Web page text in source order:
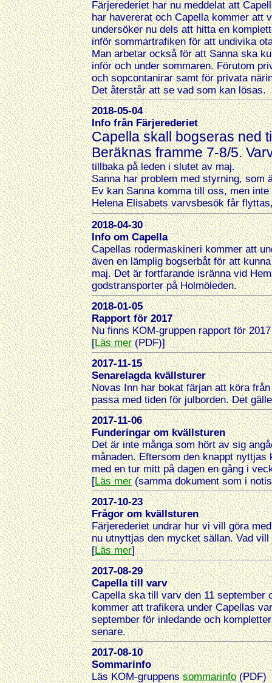
Färjerederiet har nu meddelat att
har havererat och Capella kommer att
undersöker nu dels att hitta en
inför sommartrafiken för att undivika
Man arbetar också för att Sanna ska
inför och under sommaren. Förutom
och sopcontanirar samt för privata
Det återstår att se vad som kan lösas.
2018-05-04
Info från Färjerederiet
Capella skall bogseras ned
Beräknas framme 7-8/5.
tillbaka på leden i slutet av maj.
Sanna har problem med styrning, som
Ev kan Sanna komma till oss, men
Helena Elisabets varvsbesök får
2018-04-30
Info om Capella
Capellas rodermaskineri kommer att
även en lämplig bogserbåt för att
maj. Det är fortfarande isränna vid
godstransporter på Holmöleden.
2018-01-05
Rapport för 2017
Nu finns KOM-gruppen rapport för 2017
[Läs mer(PDF)]
2017-11-15
Senarelagda kvällsturer
Novas Inn har bokat färjan att köra
passa med tiden för julborden. Det
2017-11-06
Funderingar om kvällsturen
Det är inte många som hört av sig
månaden. Eftersom den knappt
med en tur mitt på dagen en gång i
[Läs mer(samma dokument som i
2017-10-23
Frågor om kvällsturen
Färjerederiet undrar hur vi vill göra
nu utnyttjas den mycket sällan. Vad vill
[Läs mer]
2017-08-29
Capella till varv
Capella ska till varv den 11 september
kommer att trafikera under Capellas
september för inledande och
senare.
2017-08-10
Sommarinfo
Läs KOM-gruppenssommarinfo(PDF)